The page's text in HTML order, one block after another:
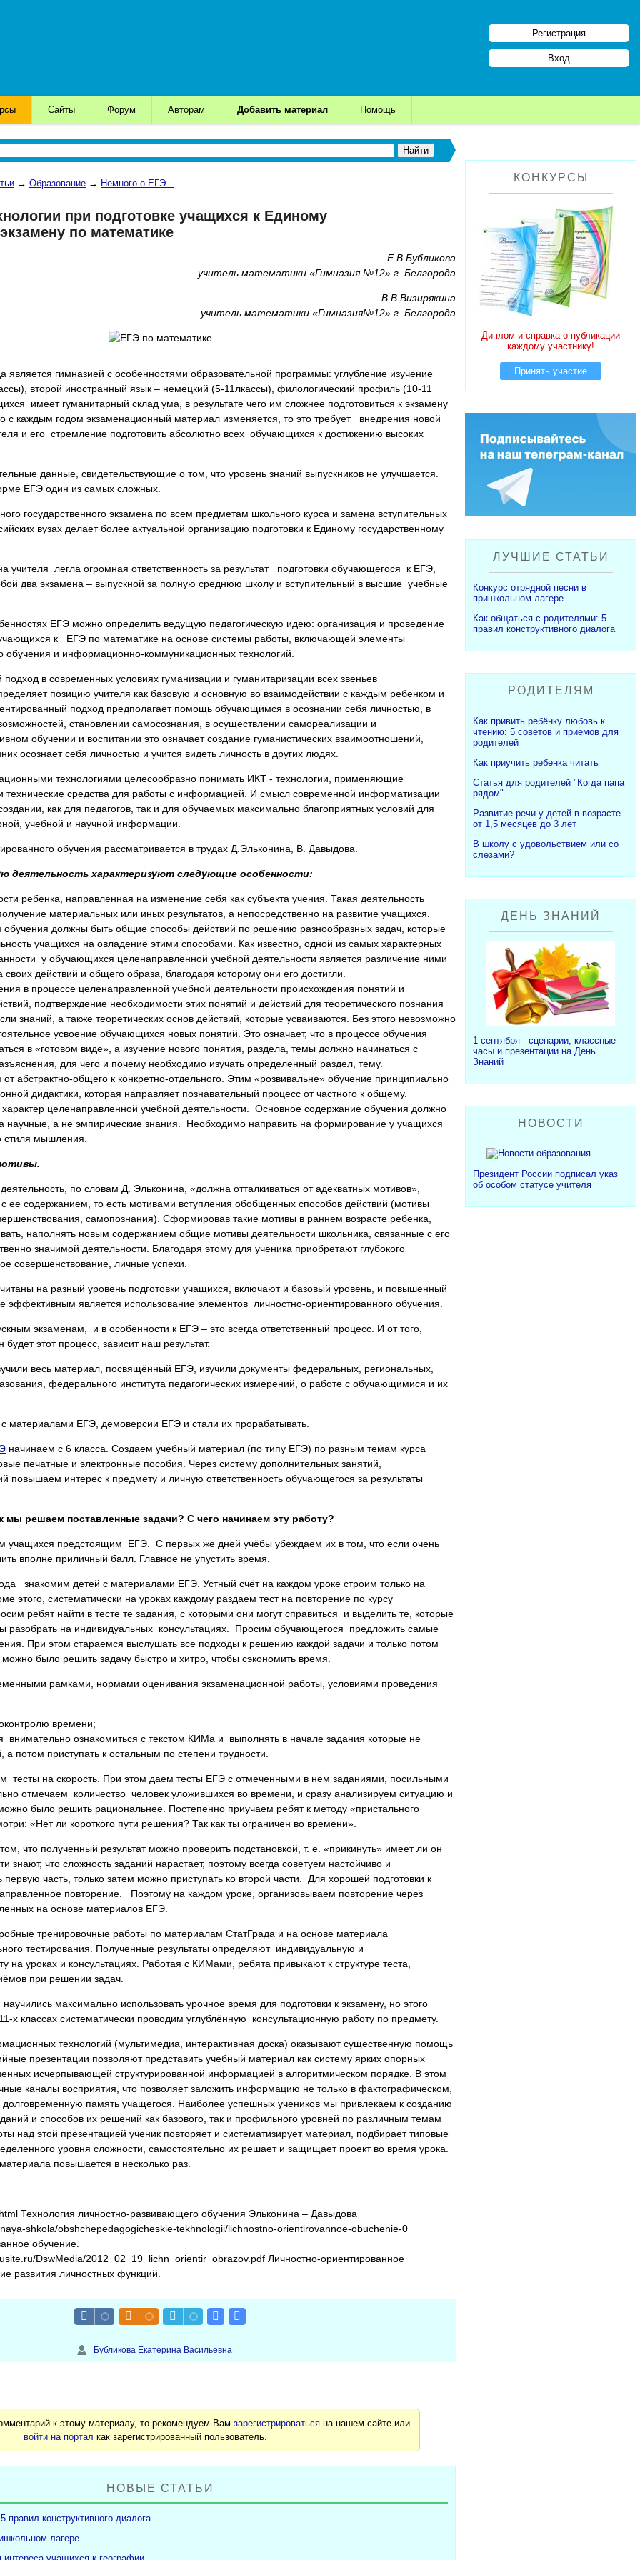
Регистрация
Вход
Сайты Форум Авторам Добавить материал Помощь
→ Образование → Немного о ЕГЭ...
при подготовке учащихся к Единому
по математике
Е.В.Бубликова
учитель математики «Гимназия №12» г. Белгорода
В.В.Визирякина
учитель математики «Гимназия№12» г. Белгорода
является гимназией с особенностями образовательной программы: углубление изучение
второй иностранный язык – немецкий (5-11лкассы), филологический профиль (10-11
имеет гуманитарный склад ума, в результате чего им сложнее подготовиться к экзамену
с каждым годом экзаменационный материал изменяется, то это требует внедрения новой
и его стремление подготовить абсолютно всех обучающихся к достижению высоких
данные, свидетельствующие о том, что уровень знаний выпускников не улучшается.
ЕГЭ один из самых сложных.
государственного экзамена по всем предметам школьного курса и замена вступительных
вузах делает более актуальной организацию подготовки к Единому государственному
учителя легла огромная ответственность за результат подготовки обучающегося к ЕГЭ,
два экзамена – выпускной за полную среднюю школу и вступительный в высшие учебные
ЕГЭ можно определить ведущую педагогическую идею: организация и проведение
к ЕГЭ по математике на основе системы работы, включающей элементы
обучения и информационно-коммуникационных технологий.
в современных условиях гуманизации и гуманитаризации всех звеньев
позицию учителя как базовую и основную во взаимодействии с каждым ребенком и
подход предполагает помощь обучающимся в осознании себя личностью, в
становлении самосознания, в осуществлении самореализации и
обучении и воспитании это означает создание гуманистических взаимоотношений,
осознает себя личностью и учится видеть личность в других людях.
технологиями целесообразно понимать ИКТ - технологии, применяющие
средства для работы с информацией. И смысл современной информатизации
как для педагогов, так и для обучаемых максимально благоприятных условий для
учебной и научной информации.
обучения рассматривается в трудах Д.Эльконина, В. Давыдова.
деятельность характеризуют следующие особенности:
ребенка, направленная на изменение себя как субъекта учения. Такая деятельность
материальных или иных результатов, а непосредственно на развитие учащихся.
должны быть общие способы действий по решению разнообразных задач, которые
учащихся на овладение этими способами. Как известно, одной из самых характерных
у обучающихся целенаправленной учебной деятельности является различение ними
своих действий и общего образа, благодаря которому они его достигли.
в процессе целенаправленной учебной деятельности происхождения понятий и
подтверждение необходимости этих понятий и действий для теоретического познания
знаний, а также теоретических основ действий, которые усваиваются. Без этого невозможно
усвоение обучающихся новых понятий. Это означает, что в процессе обучения
в «готовом виде», а изучение нового понятия, раздела, темы должно начинаться с
для чего и почему необходимо изучать определенный раздел, тему.
абстрактно-общего к конкретно-отдельного. Этим «розвивальне» обучение принципиально
дидактики, которая направляет познавательный процесс от частного к общему.
характер целенаправленной учебной деятельности. Основное содержание обучения должно
научные, а не эмпирические знания. Необходимо направить на формирование у учащихся
стиля мышления.
по словам Д. Эльконина, «должна отталкиваться от адекватных мотивов»,
ее содержанием, то есть мотивами вступления обобщенных способов действий (мотивы
самопознания). Сформировав такие мотивы в раннем возрасте ребенка,
наполнять новым содержанием общие мотивы деятельности школьника, связанные с его
значимой деятельности. Благодаря этому для ученика приобретают глубокого
совершенствование, личные успехи.
на разный уровень подготовки учащихся, включают и базовый уровень, и повышенный
эффективным является использование элементов личностно-ориентированного обучения.
экзаменам, и в особенности к ЕГЭ – это всегда ответственный процесс. И от того,
будет этот процесс, зависит наш результат.
весь материал, посвящённый ЕГЭ, изучили документы федеральных, региональных,
федерального института педагогических измерений, о работе с обучающимися и их
материалами ЕГЭ, демоверсии ЕГЭ и стали их прорабатывать.
начинаем с 6 класса. Создаем учебный материал (по типу ЕГЭ) по разным темам курса
печатные и электронные пособия. Через систему дополнительных занятий,
повышаем интерес к предмету и личную ответственность обучающегося за результаты
мы решаем поставленные задачи? С чего начинаем эту работу?
учащихся предстоящим ЕГЭ. С первых же дней учёбы убеждаем их в том, что если очень
вполне приличный балл. Главное не упустить время.
знакомим детей с материалами ЕГЭ. Устный счёт на каждом уроке строим только на
этого, систематически на уроках каждому раздаем тест на повторение по курсу
ребят найти в тесте те задания, с которыми они могут справиться и выделить те, которые
разобрать на индивидуальных консультациях. Просим обучающегося предложить самые
При этом стараемся выслушать все подходы к решению каждой задачи и только потом
можно было решить задачу быстро и хитро, чтобы сэкономить время.
рамками, нормами оценивания экзаменационной работы, условиями проведения
времени;
внимательно ознакомиться с текстом КИМа и выполнять в начале задания которые не
а потом приступать к остальным по степени трудности.
тесты на скорость. При этом даем тесты ЕГЭ с отмеченными в нём заданиями, посильными
отмечаем количество человек уложившихся во времени, и сразу анализируем ситуацию и
было решить рациональнее. Постепенно приучаем ребят к методу «пристального
«Нет ли короткого пути решения? Так как ты ограничен во времени».
что полученный результат можно проверить подстановкой, т. е. «прикинуть» имеет ли он
знают, что сложность заданий нарастает, поэтому всегда советуем настойчиво и
первую часть, только затем можно приступать ко второй части. Для хорошей подготовки к
повторение. Поэтому на каждом уроке, организовываем повторение через
на основе материалов ЕГЭ.
тренировочные работы по материалам СтатГрада и на основе материала
тестирования. Полученные результаты определяют индивидуальную и
уроках и консультациях. Работая с КИМами, ребята привыкают к структуре теста,
при решении задач.
максимально использовать урочное время для подготовки к экзамену, но этого
х классах систематически проводим углублённую консультационную работу по предмету.
технологий (мультимедиа, интерактивная доска) оказывают существенную помощь
презентации позволяют представить учебный материал как систему ярких опорных
исчерпывающей структурированной информацией в алгоритмическом порядке. В этом
каналы восприятия, что позволяет заложить информацию не только в фактографическом,
долговременную память учащегося. Наиболее успешных учеников мы привлекаем к созданию
и способов их решений как базового, так и профильного уровней по различным темам
над этой презентацией ученик повторяет и систематизирует материал, подбирает типовые
уровня сложности, самостоятельно их решает и защищает проект во время урока.
повышается в несколько раз.
Технология личностно-развивающего обучения Эльконина – Давыдова
shkola/obshchepedagogicheskie-tekhnologii/lichnostno-orientirovannoe-obuchenie-0
обучение.
DswMedia/2012_02_19_lichn_orientir_obrazov.pdf Личностно-ориентированное
развития личностных функций.
Бубликова Екатерина Васильевна
к этому материалу, то рекомендуем Вамзарегистрироваться на нашем сайте или
войти на портал как зарегистрированный пользователь.
НОВЫЕ СТАТЬИ
конструктивного диалога
лагере
КОНКУРСЫ
Диплом и справка о публикации
каждому участнику!
Принять участие
ЛУЧШИЕ СТАТЬИ
Конкурс отрядной песни в
пришкольном лагере
Как общаться с родителями: 5
правил конструктивного диалога
РОДИТЕЛЯМ
Как привить ребёнку любовь к
чтению: 5 советов и приемов для
родителей
Как приучить ребенка читать
Статья для родителей "Когда папа
рядом"
Развитие речи у детей в возрасте
от 1,5 месяцев до 3 лет
В школу с удовольствием или со
слезами?
ДЕНЬ ЗНАНИЙ
1 сентября - сценарии, классные
часы и презентации на День
Знаний
НОВОСТИ
Президент России подписал указ
об особом статусе учителя